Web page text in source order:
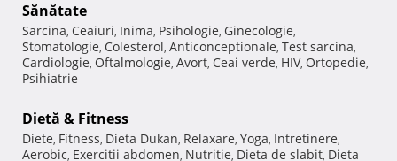
Sănătate
Sarcina, Ceaiuri, Inima, Psihologie, Ginecologie,
Stomatologie, Colesterol, Anticonceptionale, Test sarcina,
Cardiologie, Oftalmologie, Avort, Ceai verde, HIV, Ortopedie,
Psihiatrie
Dietă & Fitness
Diete, Fitness, Dieta Dukan, Relaxare, Yoga, Intretinere,
Aerobic, Exercitii abdomen, Nutritie, Dieta de slabit, Dieta